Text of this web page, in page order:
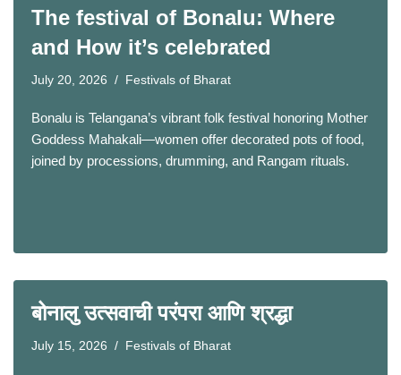
The festival of Bonalu: Where
and How it’s celebrated
July 20, 2026 Festivals of Bharat
Bonalu is Telangana’s vibrant folk festival honoring Mother
Goddess Mahakali—women offer decorated pots of food,
joined by processions, drumming, and Rangam rituals.
बोनालु उत्सवाची परंपरा आणि श्रद्धा
July 15, 2026 Festivals of Bharat